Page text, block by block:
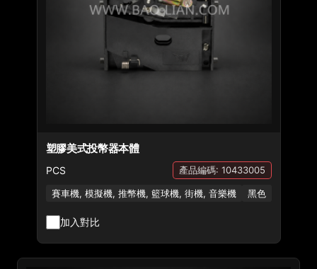
塑膠美式投幣器本體
PCS 產品編碼: 10433005
賽車機, 模擬機, 推幣機, 籃球機, 街機, 音樂機 黑色
加入對比